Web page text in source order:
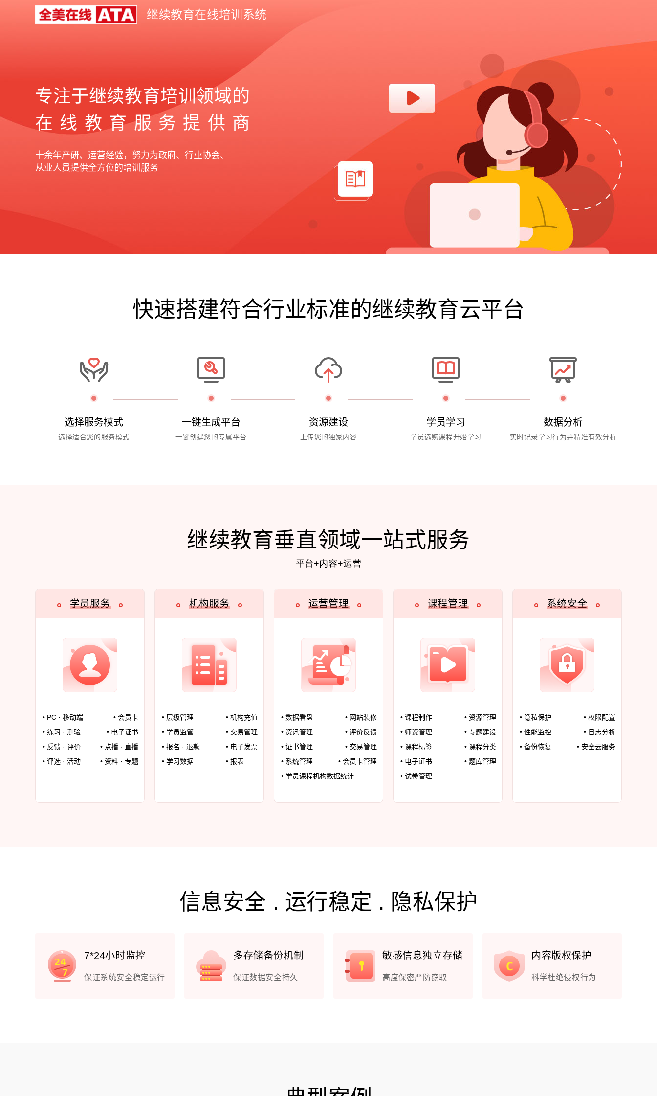
继续教育在线培训系统
专注于继续教育培训领域的
在线教育服务提供商
十余年产研、运营经验，努力为政府、行业协会、
从业人员提供全方位的培训服务
快速搭建符合行业标准的继续教育云平台
选择服务模式
选择适合您的服务模式
一键生成平台
一键创建您的专属平台
资源建设
上传您的独家内容
学员学习
学员选购课程开始学习
数据分析
实时记录学习行为并精准有效分析
继续教育垂直领域一站式服务
平台+内容+运营
学员服务
• PC · 移动端
• 会员卡
• 练习 · 测验
• 电子证书
• 反馈 · 评价
• 点播 · 直播
• 评选 · 活动
• 资料 · 专题
机构服务
• 层级管理
• 机构充值
• 学员监管
• 交易管理
• 报名 · 退款
• 电子发票
• 学习数据
• 报表
运营管理
• 数据看盘
• 网站装修
• 资讯管理
• 评价反馈
• 证书管理
• 交易管理
• 系统管理
• 会员卡管理
• 学员课程机构数据统计
课程管理
• 课程制作
• 资源管理
• 师资管理
• 专题建设
• 课程标签
• 课程分类
• 电子证书
• 题库管理
• 试卷管理
系统安全
• 隐私保护
• 权限配置
• 性能监控
• 日志分析
• 备份恢复
• 安全云服务
信息安全 . 运行稳定 . 隐私保护
7*24小时监控
保证系统安全稳定运行
多存储备份机制
保证数据安全持久
敏感信息独立存储
高度保密严防窃取
内容版权保护
科学杜绝侵权行为